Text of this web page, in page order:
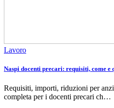
Lavoro
Naspi docenti precari: requisiti, come e
Requisiti, importi, riduzioni per
completa per i docenti precari ch…